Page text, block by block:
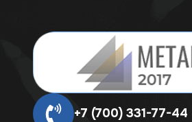
+7 (700) 331-77-44